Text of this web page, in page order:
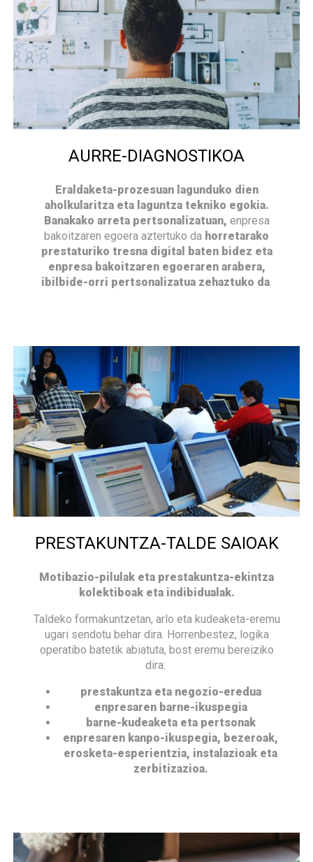
AURRE-DIAGNOSTIKOA
Eraldaketa-prozesuan lagunduko dien
aholkularitza eta laguntza tekniko egokia.
Banakako arreta pertsonalizatuan, enpresa
bakoitzaren egoera aztertuko da horretarako
prestaturiko tresna digital baten bidez eta
enpresa bakoitzaren egoeraren arabera,
ibilbide-orri pertsonalizatua zehaztuko da
PRESTAKUNTZA-TALDE SAIOAK
Motibazio-pilulak eta prestakuntza-ekintza
kolektiboak eta indibidualak.
Taldeko formakuntzetan, arlo eta kudeaketa-eremu
ugari sendotu behar dira. Horrenbestez, logika
operatibo batetik abiatuta, bost eremu bereiziko
dira:
prestakuntza eta negozio-eredua
enpresaren barne-ikuspegia
barne-kudeaketa eta pertsonak
enpresaren kanpo-ikuspegia, bezeroak,
erosketa-esperientzia, instalazioak eta
zerbitizazioa.